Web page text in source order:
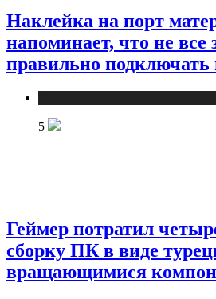
Наклейка на порт
напоминает, что не все
правильно подключать
5
Геймер потратил
сборку ПК в виде
вращающимися